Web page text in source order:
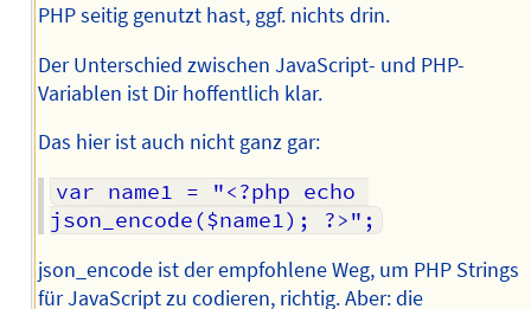
PHP seitig genutzt hast, ggf. nichts drin.
Der Unterschied zwischen JavaScript- und PHP-
Variablen ist Dir hoffentlich klar.
Das hier ist auch nicht ganz gar:
var name1 = "<?php echo
json_encode($name1); ?>";
json_encode ist der empfohlene Weg, um PHP Strings
für JavaScript zu codieren, richtig. Aber: die